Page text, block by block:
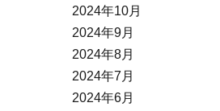
2024年10月
2024年9月
2024年8月
2024年7月
2024年6月